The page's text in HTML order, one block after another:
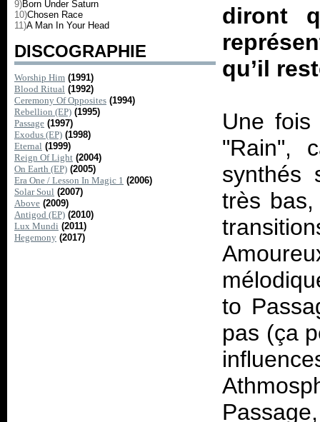
9)Born Under Saturn
10)Chosen Race
11)A Man In Your Head
DISCOGRAPHIE
Worship Him (1991)
Blood Ritual (1992)
Ceremony Of Opposites (1994)
Rebellion (EP) (1995)
Passage (1997)
Exodus (EP) (1998)
Eternal (1999)
Reign Of Light (2004)
On Earth (EP) (2005)
Era One / Lesson In Magic 1 (2006)
Solar Soul (2007)
Above (2009)
Antigod (EP) (2010)
Lux Mundi (2011)
Hegemony (2017)
diront
qu’il
Une
"Rain",
synthés
très
to
pas (ça
Passage